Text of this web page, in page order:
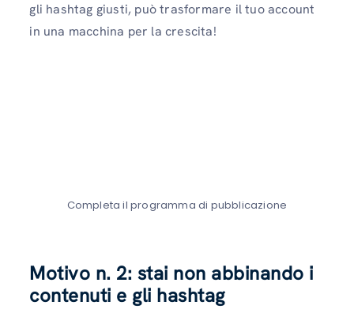
gli hashtag giusti, può trasformare il tuo account
in una macchina per la crescita!
Completa il programma di pubblicazione
Motivo n. 2: stai non abbinando i
contenuti e gli hashtag